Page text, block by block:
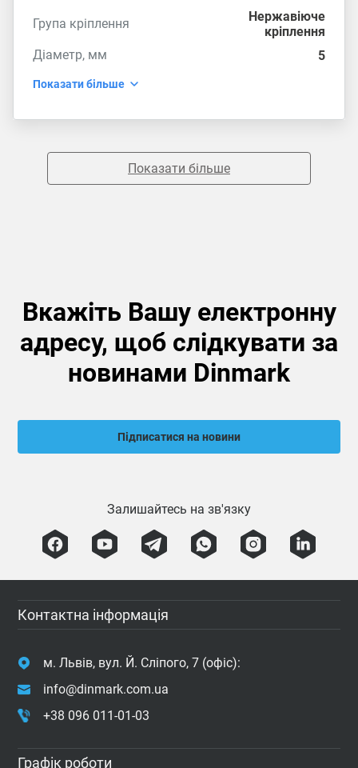
Група кріплення
Нержавіюче
кріплення
Діаметр, мм
5
Показати більше
Показати більше
Вкажіть Вашу електронну
адресу, щоб слідкувати за
новинами Dinmark
Підписатися на новини
Залишайтесь на зв'язку
Контактна інформація
м. Львів, вул. Й. Сліпого, 7 (офіс):
info@dinmark.com.ua
+38 096 011-01-03
Графік роботи